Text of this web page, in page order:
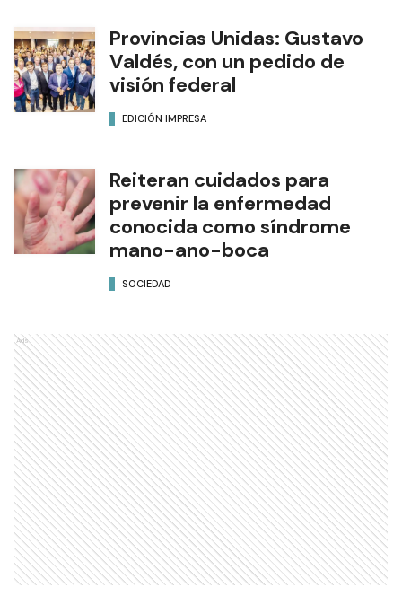
Provincias Unidas: Gustavo
Valdés, con un pedido de
visión federal
EDICIÓN IMPRESA
Reiteran cuidados para
prevenir la enfermedad
conocida como síndrome
mano-ano-boca
SOCIEDAD
Ads